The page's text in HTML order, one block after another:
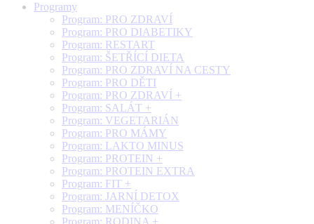
Programy
Program: PRO ZDRAVÍ
Program: PRO DIABETIKY
Program: RESTART
Program: ŠETŘÍCÍ DIETA
Program: PRO ZDRAVÍ NA CESTY
Program: PRO DĚTI
Program: PRO ZDRAVÍ +
Program: SALÁT +
Program: VEGETARIÁN
Program: PRO MÁMY
Program: LAKTO MINUS
Program: PROTEIN +
Program: PROTEIN EXTRA
Program: FIT +
Program: JARNÍ DETOX
Program: MENÍČKO
Program: RODINA +